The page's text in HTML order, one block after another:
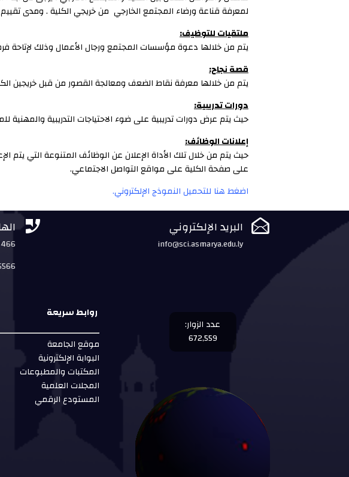
لمعرفة قناعة ورضاء المجتمع الخارجي من خريجي الكلية . ومدى تقييم
ملتقيات للتوظيف:
يتم من خلالها دعوة مؤسسات المجتمع ورجال الأعمال وذلك لإتاحة
قصة نجاح:
يتم من خلالها معرفة نقاط الضعف ومعالجة القصور من قبل خريجين
دورات تدريبية:
حيث يتم عرض دورات تدريبية على ضوء الاحتياجات التدريبية
إعلانات الوظائف:
حيث يتم من خلال تلك الأداة الإعلان عن الوظائف المتنوعة التي
على صفحة الكلية على مواقع التواصل الاجتماعي.
اضغط هنا للتحميل النموذج الإلكتروني.
 البريد الإلكتروني
info@sci.asmarya.edu.ly

عدد الزوار:
672,559
روابط سريعة
موقع الجامعة
البوابة الإلكترونية
المكتبات والمطبوعات
المجلات العلمية
المستودع الرقمي